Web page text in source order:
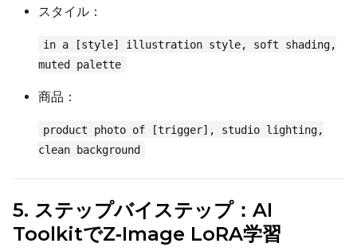
Prompt
スタイル：
in a [style] illustration style, soft shading,
muted palette
商品：
product photo of [trigger], studio lighting,
clean background
5. ステップバイステップ：AI
ToolkitでZ‑Image LoRA学習